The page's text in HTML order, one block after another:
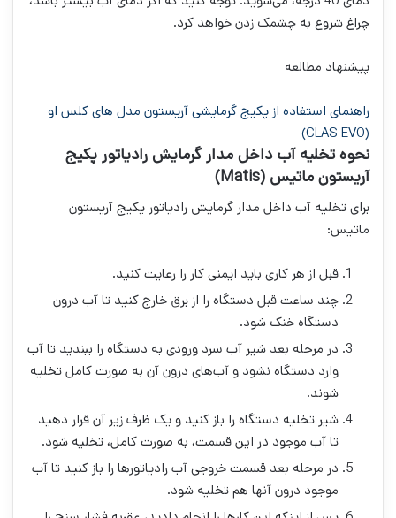
چراغ شروع به چشمک زدن خواهد کرد.
پیشنهاد مطالعه
راهنمای استفاده از پکیج گرمایشی آریستون مدل های کلس او
(CLAS EVO)
نحوه تخلیه آب داخل مدار گرمایش رادیاتور پکیج
آریستون ماتیس (Matis)
برای تخلیه آب داخل مدار گرمایش رادیاتور پکیج آریستون
ماتیس:
قبل از هر کاری باید ایمنی کار را رعایت کنید.
چند ساعت قبل دستگاه را از برق خارج کنید تا آب درون
دستگاه خنک شود.
در مرحله بعد شیر آب سرد ورودی به دستگاه را ببندید تا آب
وارد دستگاه نشود و آب‌های درون آن به صورت کامل تخلیه
شوند.
شیر تخلیه دستگاه را باز کنید و یک ظرف زیر آن قرار دهید
تا آب موجود در این قسمت، به صورت کامل، تخلیه شود.
در مرحله بعد قسمت خروجی آب رادیاتورها را باز کنید تا آب
موجود درون آنها هم تخلیه شود.